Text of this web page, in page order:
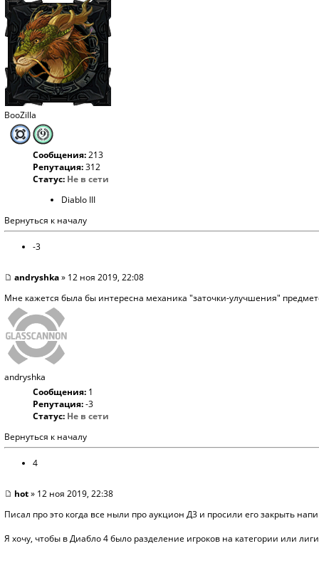
BooZilla
Сообщения:213
Репутация:312
Статус: Не в сети
Diablo III
Вернуться к началу
-3
andryshka» 12 ноя 2019, 22:08
Мне кажется была бы интересна механика "заточки-улучшения"
andryshka
Сообщения: 1
Репутация:-3
Статус: Не в сети
Вернуться к началу
4
hot» 12 ноя 2019, 22:38
Писал про это когда все ныли про аукцион Д3 и просили его закрыть
Я хочу, чтобы в Диабло 4 было разделение игроков на категории или